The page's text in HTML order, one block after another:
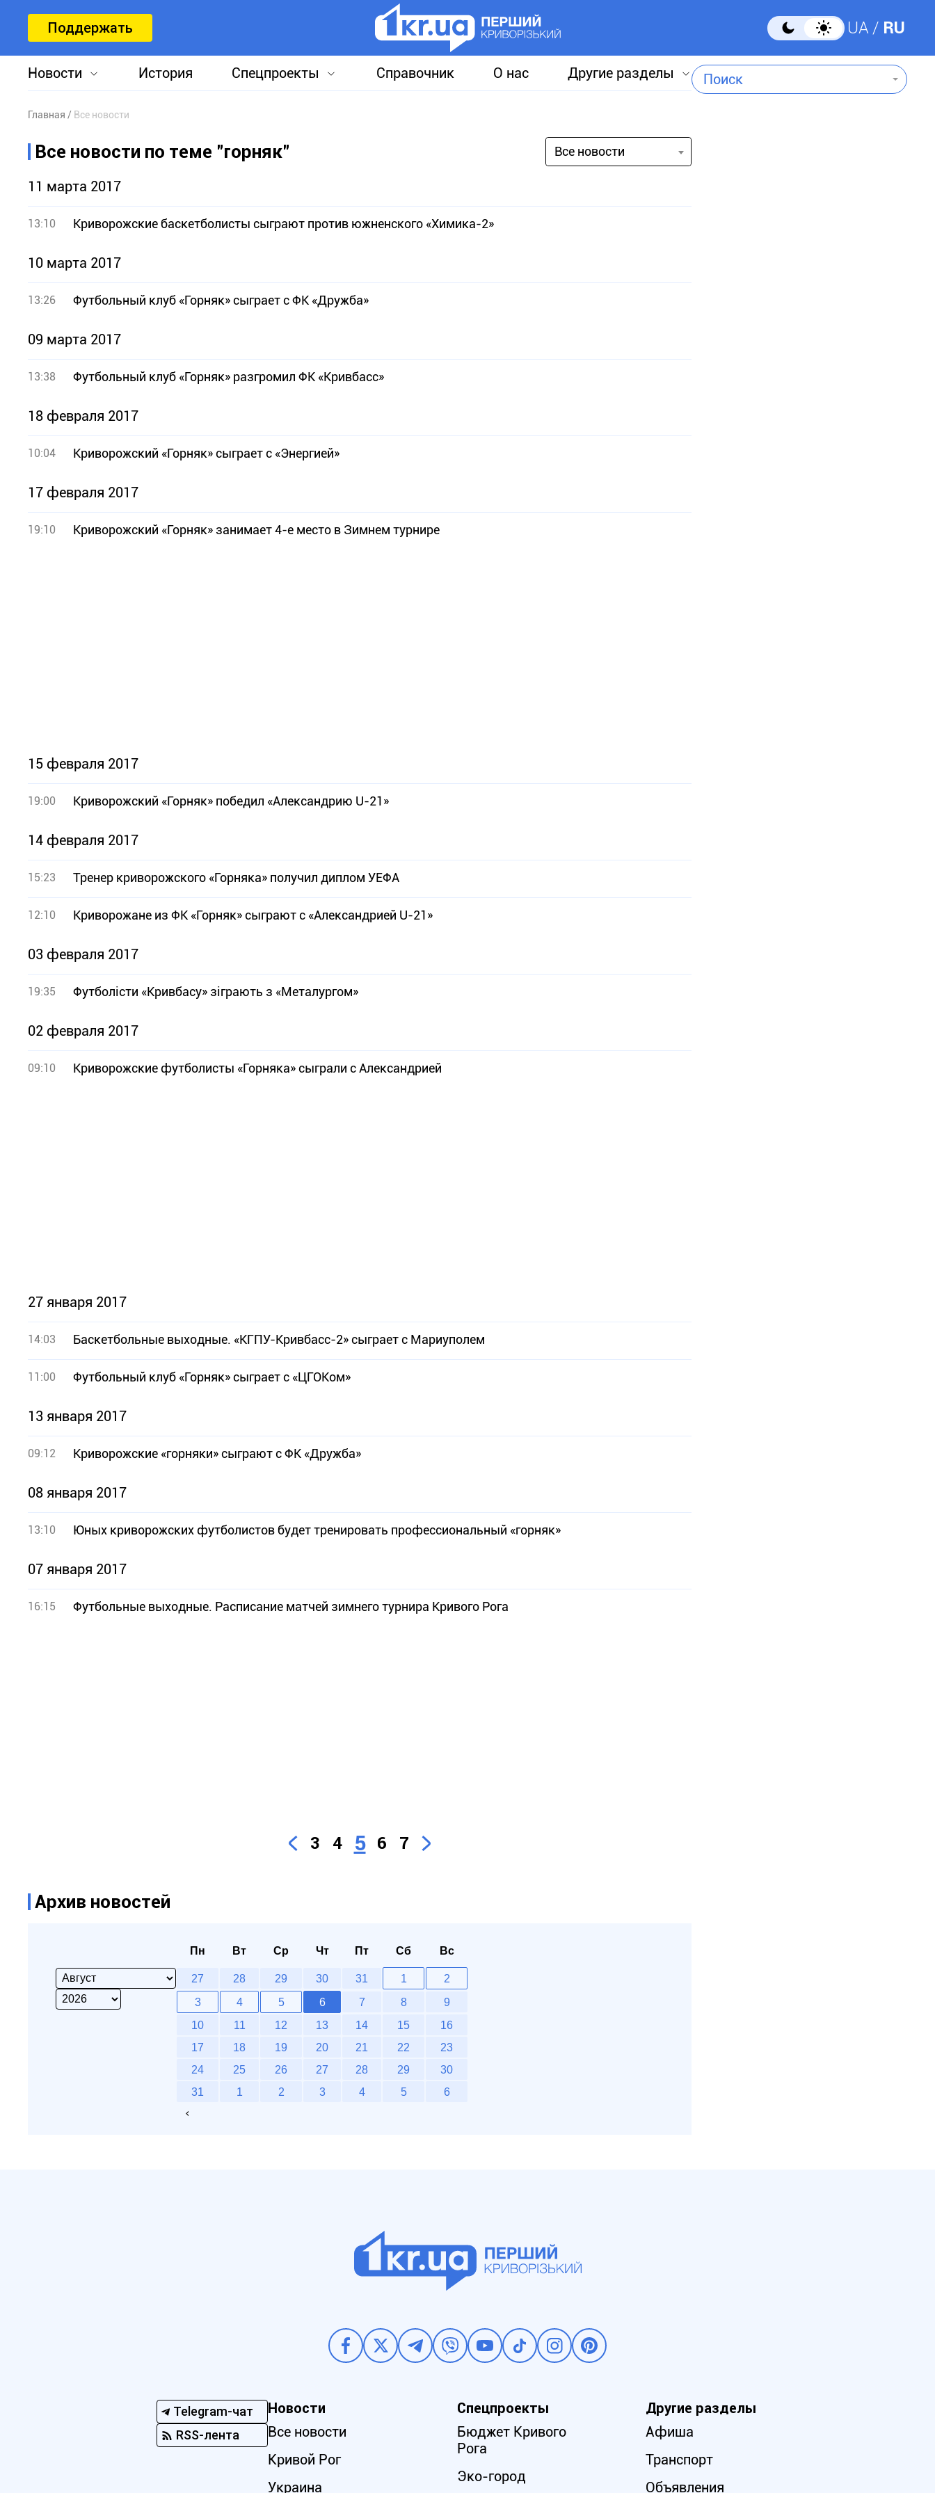
Поддержать UA RU
Новости История Спецпроекты Справочник О нас Другие разделы Поиск
Главная Все новости
Все новости по теме "горняк" Все новости
11 марта 2017
13:10 Криворожские баскетболисты сыграют против южненского «Химика-2»
10 марта 2017
13:26 Футбольный клуб «Горняк» сыграет с ФК «Дружба»
09 марта 2017
13:38 Футбольный клуб «Горняк» разгромил ФК «Кривбасс»
18 февраля 2017
10:04 Криворожский «Горняк» сыграет с «Энергией»
17 февраля 2017
19:10 Криворожский «Горняк» занимает 4-е место в Зимнем турнире
15 февраля 2017
19:00 Криворожский «Горняк» победил «Александрию U-21»
14 февраля 2017
15:23 Тренер криворожского «Горняка» получил диплом УЕФА
12:10 Криворожане из ФК «Горняк» сыграют с «Александрией U-21»
03 февраля 2017
19:35 Футболісти «Кривбасу» зіграють з «Металургом»
02 февраля 2017
09:10 Криворожские футболисты «Горняка» сыграли с Александрией
27 января 2017
14:03 Баскетбольные выходные. «КГПУ-Кривбасс-2» сыграет с Мариуполем
11:00 Футбольный клуб «Горняк» сыграет с «ЦГОКом»
13 января 2017
09:12 Криворожские «горняки» сыграют с ФК «Дружба»
08 января 2017
13:10 Юных криворожских футболистов будет тренировать профессиональный «горняк»
07 января 2017
16:15 Футбольные выходные. Расписание матчей зимнего турнира Кривого Рога
3 4 5 6 7
Архив новостей
Пн Вт Ср Чт Пт Сб Вс
27 28 29 30 31 1
2
3
4 5 6 7 8
9
10
11 12 13 14 15
16
17
18 19 20 21 22
23
24
25 26 27 28 29
30
31
1 2 3 4 5 6
Telegram-чат
RSS-лента
Новости
Все новости
Кривой Рог
Украина
Спецпроекты
Бюджет Кривого
Рога
Эко-город
Другие разделы
Афиша
Транспорт
Объявления